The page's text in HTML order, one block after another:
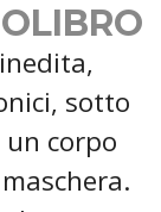
sotto
corpo